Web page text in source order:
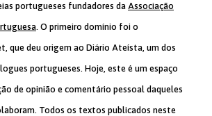
portugueses fundadores da Associação
. O primeiro domínio foi o
que deu origem ao Diário Ateísta, um dos
portugueses. Hoje, este é um espaço
de opinião e comentário pessoal daqueles
Todos os textos publicados neste